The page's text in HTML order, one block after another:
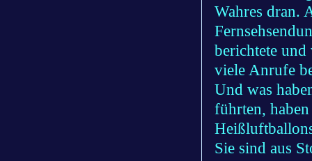
Wahres dran.
berichtete
viele Anrufe
Und was
führten,
Sie sind aus